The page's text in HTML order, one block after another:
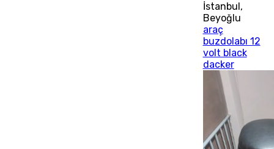
İstanbul ,
Beyoğlu
araç
buzdolabı 12
volt black
dacker